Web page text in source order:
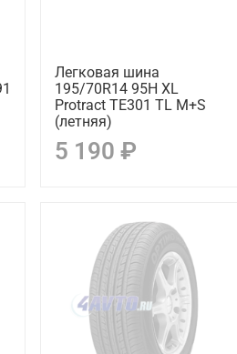
Легковая шина
195/70R14 95H XL
Protract TE301 TL M+S
(летняя)
5 190 ₽